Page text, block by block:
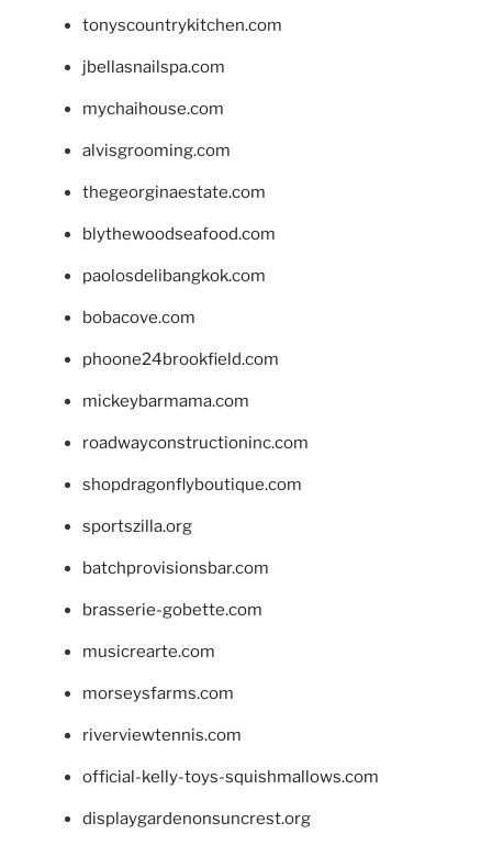
tonyscountrykitchen.com
jbellasnailspa.com
mychaihouse.com
alvisgrooming.com
thegeorginaestate.com
blythewoodseafood.com
paolosdelibangkok.com
bobacove.com
phoone24brookfield.com
mickeybarmama.com
roadwayconstructioninc.com
shopdragonflyboutique.com
sportszilla.org
batchprovisionsbar.com
brasserie-gobette.com
musicrearte.com
morseysfarms.com
riverviewtennis.com
official-kelly-toys-squishmallows.com
displaygardenonsuncrest.org